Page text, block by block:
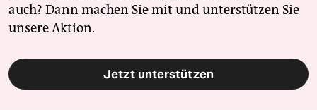
auch? Dann machen Sie mit und unterstützen Sie
unsere Aktion.
Jetzt unterstützen